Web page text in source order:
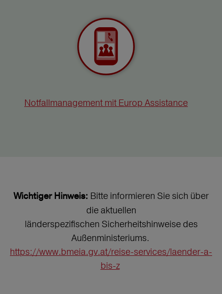
Notfallmanagement mit Europ Assistance
Wichtiger Hinweis: Bitte informieren Sie sich über
die aktuellen
länderspezifischen Sicherheitshinweise des
Außenministeriums.
https://www.bmeia.gv.at/reise-services/laender-a-
bis-z